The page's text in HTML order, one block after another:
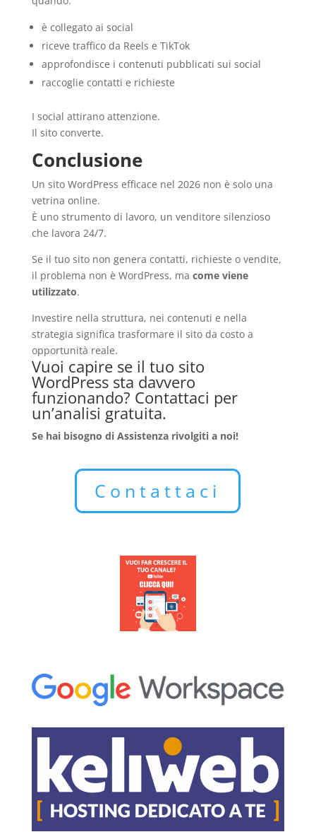
è collegato ai social
riceve traffico da Reels e TikTok
approfondisce i contenuti pubblicati sui social
raccoglie contatti e richieste
I social attirano attenzione.
Il sito converte.
Conclusione
Un sito WordPress efficace nel 2026 non è solo una
vetrina online.
È uno strumento di lavoro, un venditore silenzioso
che lavora 24/7.
Se il tuo sito non genera contatti, richieste o vendite,
il problema non è WordPress, ma come viene
utilizzato.
Investire nella struttura, nei contenuti e nella
strategia significa trasformare il sito da costo a
opportunità reale.
Vuoi capire se il tuo sito
WordPress sta davvero
funzionando? Contattaci per
un’analisi gratuita.
Se hai bisogno di Assistenza rivolgiti a noi!
Contattaci